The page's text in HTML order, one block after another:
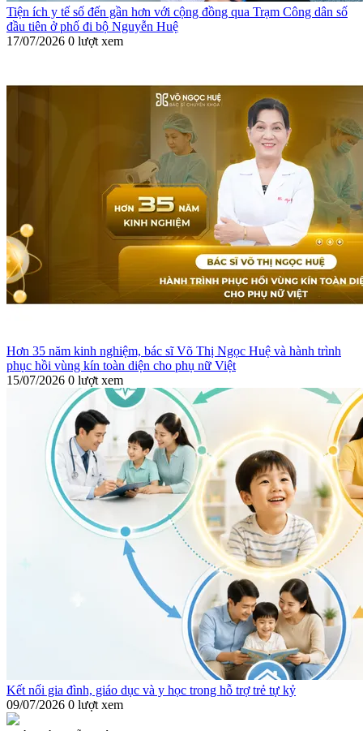
Tiện ích y tế số đến gần hơn với cộng đồng qua Trạm Công dân số
đầu tiên ở phố đi bộ Nguyễn Huệ
17/07/2026 0 lượt xem
Hơn 35 năm kinh nghiệm, bác sĩ Võ Thị Ngọc Huệ và hành trình
phục hồi vùng kín toàn diện cho phụ nữ Việt
15/07/2026 0 lượt xem
Kết nối gia đình, giáo dục và y học trong hỗ trợ trẻ tự kỷ
09/07/2026 0 lượt xem